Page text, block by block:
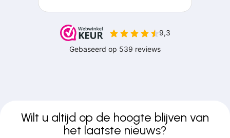
Wilt u altijd op de hoogte blijven van
het laatste nieuws?